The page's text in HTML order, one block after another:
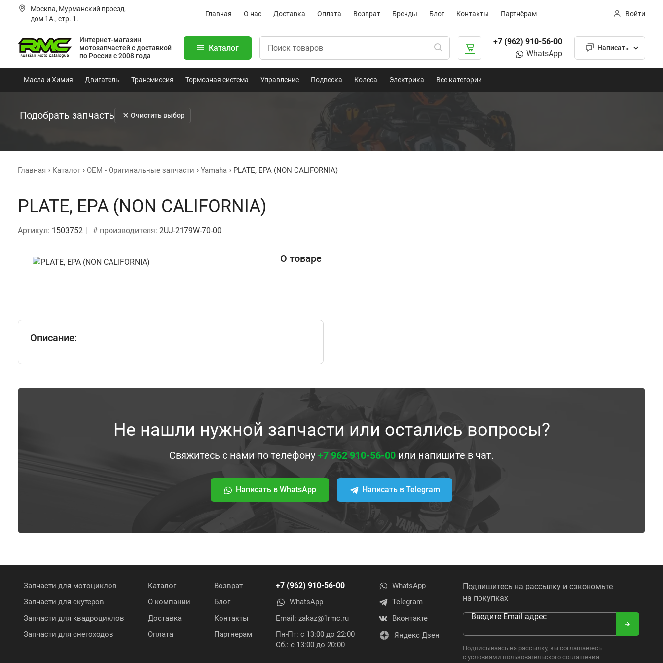
Москва, Мурманский проезд,
дом 1А., стр. 1.
Главная О нас Доставка Оплата Возврат Бренды Блог Контакты Партнёрам Войти
Интернет-магазин
мотозапчастейс доставкой
по России с 2008 года
Каталог
+7 (962) 910-56-00
WhatsApp
Написать
Масла и Химия Двигатель Трансмиссия Тормозная система Управление Подвеска Колеса Электрика Все категории
Подобрать запчасть Очистить выбор
Главная Каталог OEM - Оригинальные запчасти Yamaha PLATE, EPA (NON CALIFORNIA)
PLATE, EPA (NON CALIFORNIA)
Артикул: 1503752 # производителя: 2UJ-2179W-70-00
О товаре
Описание:
Не нашли нужной запчасти или остались вопросы?
Свяжитесь с нами по телефону +7 962 910-56-00 или напишите в чат.
Написать в WhatsApp Написать в Telegram
Запчасти для мотоциклов
Запчасти для скутеров
Запчасти для квадроциклов
Запчасти для снегоходов
Каталог
О компании
Доставка
Оплата
Возврат
Блог
Контакты
Партнерам
+7 (962) 910-56-00
WhatsApp
Email: zakaz@1rmc.ru
Пн-Пт: с 13:00 до 22:00
Сб.: с 13:00 до 20:00
WhatsApp
Telegram
Вконтакте
Яндекс Дзен
Подпишитесь на рассылку и сэкономьте
на покупках
Введите Email адрес
Подписываясь на рассылку, вы соглашаетесь
с условиями пользовательского соглашения